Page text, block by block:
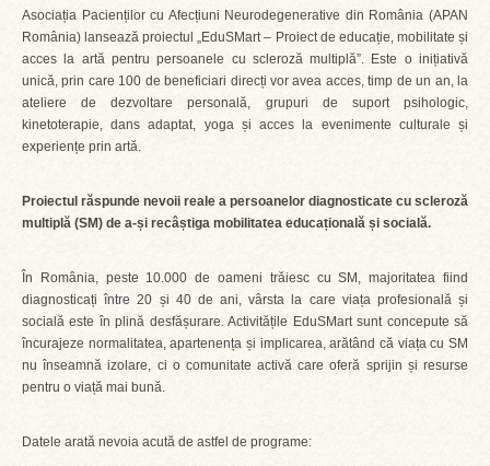
Asociația Pacienților cu Afecțiuni Neurodegenerative din România (APAN
România) lansează proiectul „EduSMart – Proiect de educație, mobilitate și
acces la artă pentru persoanele cu scleroză multiplă”. Este o inițiativă
unică, prin care 100 de beneficiari direcți vor avea acces, timp de un an, la
ateliere de dezvoltare personală, grupuri de suport psihologic,
kinetoterapie, dans adaptat, yoga și acces la evenimente culturale și
experiențe prin artă.
Proiectul răspunde nevoii reale a persoanelor diagnosticate cu scleroză
multiplă (SM) de a-și recâștiga mobilitatea educațională și socială.
În România, peste 10.000 de oameni trăiesc cu SM, majoritatea fiind
diagnosticați între 20 și 40 de ani, vârsta la care viața profesională și
socială este în plină desfășurare. Activitățile EduSMart sunt concepute să
încurajeze normalitatea, apartenența și implicarea, arătând că viața cu SM
nu înseamnă izolare, ci o comunitate activă care oferă sprijin și resurse
pentru o viață mai bună.
Datele arată nevoia acută de astfel de programe: